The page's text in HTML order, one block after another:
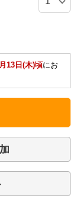
13日(木)頃にお